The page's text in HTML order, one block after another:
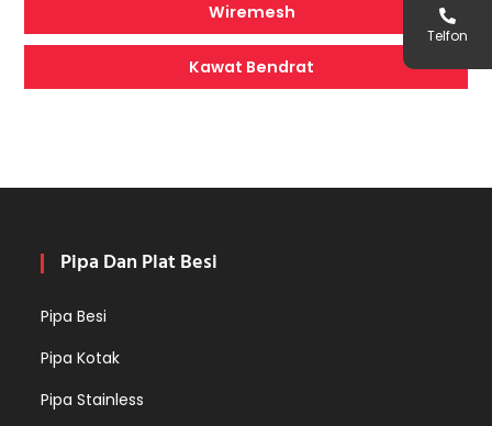
Wiremesh
Kawat Bendrat
Pipa Dan Plat Besi
Pipa Besi
Pipa Kotak
Pipa Stainless
Telfon